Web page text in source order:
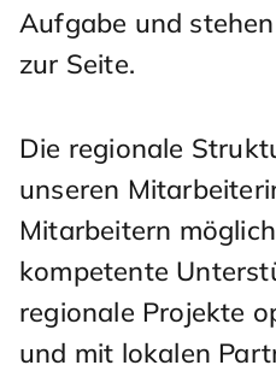
Aufgabe und
zur Seite.
Die regionale
unseren
Mitarbeitern
kompetente
regionale Projekte
und mit lokalen